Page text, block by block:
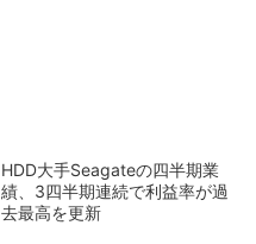
HDD大手Seagateの四半期業
績、3四半期連続で利益率が過
去最高を更新